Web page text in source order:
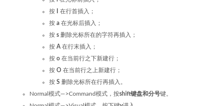
按
在行首插入；
按 a 在光标后插入；
按 s 删除光标所在的字符再插入；
按 A 在行末插入；
按 o 在当前行之下新建行；
按 O 在当前行之上新建行；
按 S 删除光标所在行再插入。
Normal模式—>Command模式，按shift键盘和分号键。